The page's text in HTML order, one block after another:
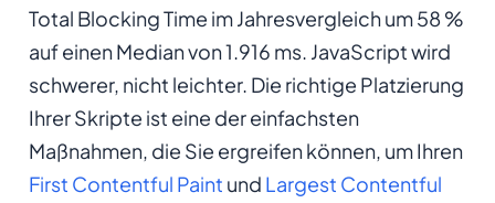
Total Blocking Time im Jahresvergleich um 58 %
auf einen Median von 1.916 ms. JavaScript wird
schwerer, nicht leichter. Die richtige Platzierung
Ihrer Skripte ist eine der einfachsten
Maßnahmen, die Sie ergreifen können, um Ihren
First Contentful Paint und Largest Contentful